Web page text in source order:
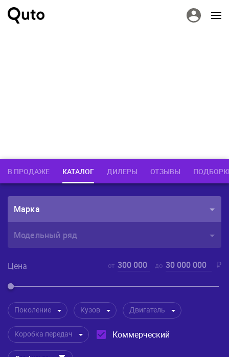
В ПРОДАЖЕ КАТАЛОГ ДИЛЕРЫ ОТЗЫВЫ
Марка
Модельный ряд
Цена от 300 000 до 30 000 000 ₽
Поколение Кузов Двигатель
Коробка передач Коммерческий